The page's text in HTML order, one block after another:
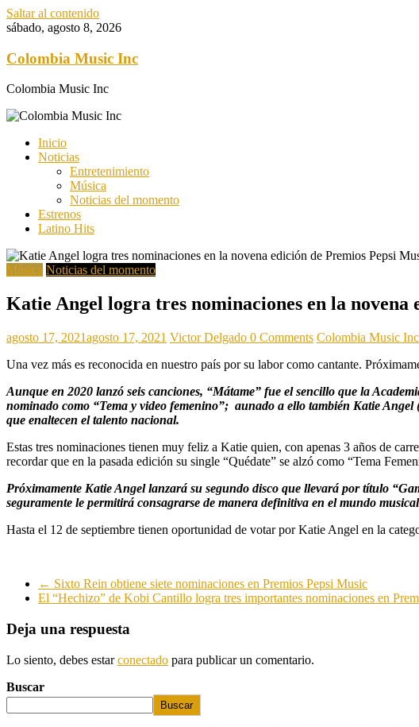
Saltar al contenido
sábado, agosto 8, 2026
Colombia Music Inc
Colombia Music Inc
Inicio
Noticias
Entretenimiento
Música
Noticias del momento
Estrenos
Latino Hits
Música Noticias del momento
Katie Angel logra tres nominaciones en la novena
agosto 17, 2021agosto 17, 2021 Victor Delgado 0 Comments Colombia Music Inc
Una vez más es reconocida en nuestro país por su labor como cantante.
Aunque en 2020 lanzó seis canciones, “Mátame” fue el sencillo que la
nominado como “Tema y video femenino”; aunado a ello también Katie
que enaltecen el talento nacional.
Estas tres nominaciones tienen muy feliz a Katie quien, con apenas 3 años de
recordar que en la pasada edición su single “Quédate” se alzó como “Tema
Próximamente Katie Angel lanzará su segundo disco que llevará por título
seguramente le permitirá consagrarse de manera definitiva en el mundo
Hasta el 12 de septiembre tienen oportunidad de votar por Katie Angel en la
← Sixto Rein obtiene siete nominaciones en Premios Pepsi Music
El “Hechizo” de Kobi Cantillo logra tres importantes nominaciones en
Deja una respuesta
Lo siento, debes estarconectado para publicar un comentario.
Buscar
Buscar